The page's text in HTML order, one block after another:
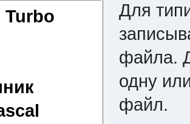
Turbo
Для
файла.
одну
файл.